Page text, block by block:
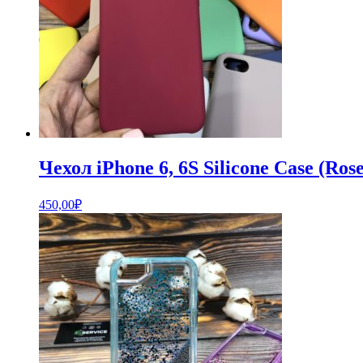
Чехол iPhone 6, 6S Silicone Case
450,00₽